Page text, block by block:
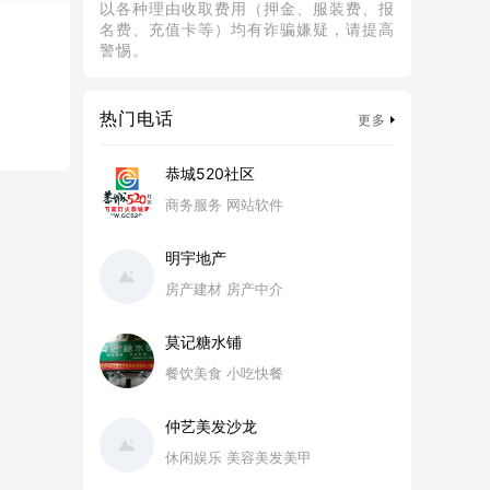
以各种理由收取费用（押金、服装费、报
名费、充值卡等）均有诈骗嫌疑，请提高
警惕。
热门电话 更多
恭城520社区
商务服务 网站软件
明宇地产
房产建材 房产中介
莫记糖水铺
餐饮美食 小吃快餐
仲艺美发沙龙
休闲娱乐 美容美发美甲